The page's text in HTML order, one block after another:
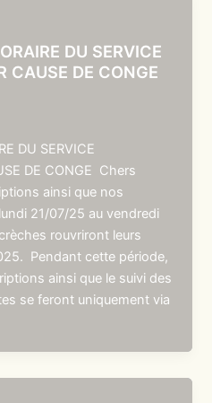
DU SERVICE
CAUSE DE CONGE
DU SERVICE
DE CONGE Chers
ainsi que nos
21/07/25 au vendredi
rouvriront leurs
Pendant cette période,
ainsi que le suivi des
se feront uniquement via